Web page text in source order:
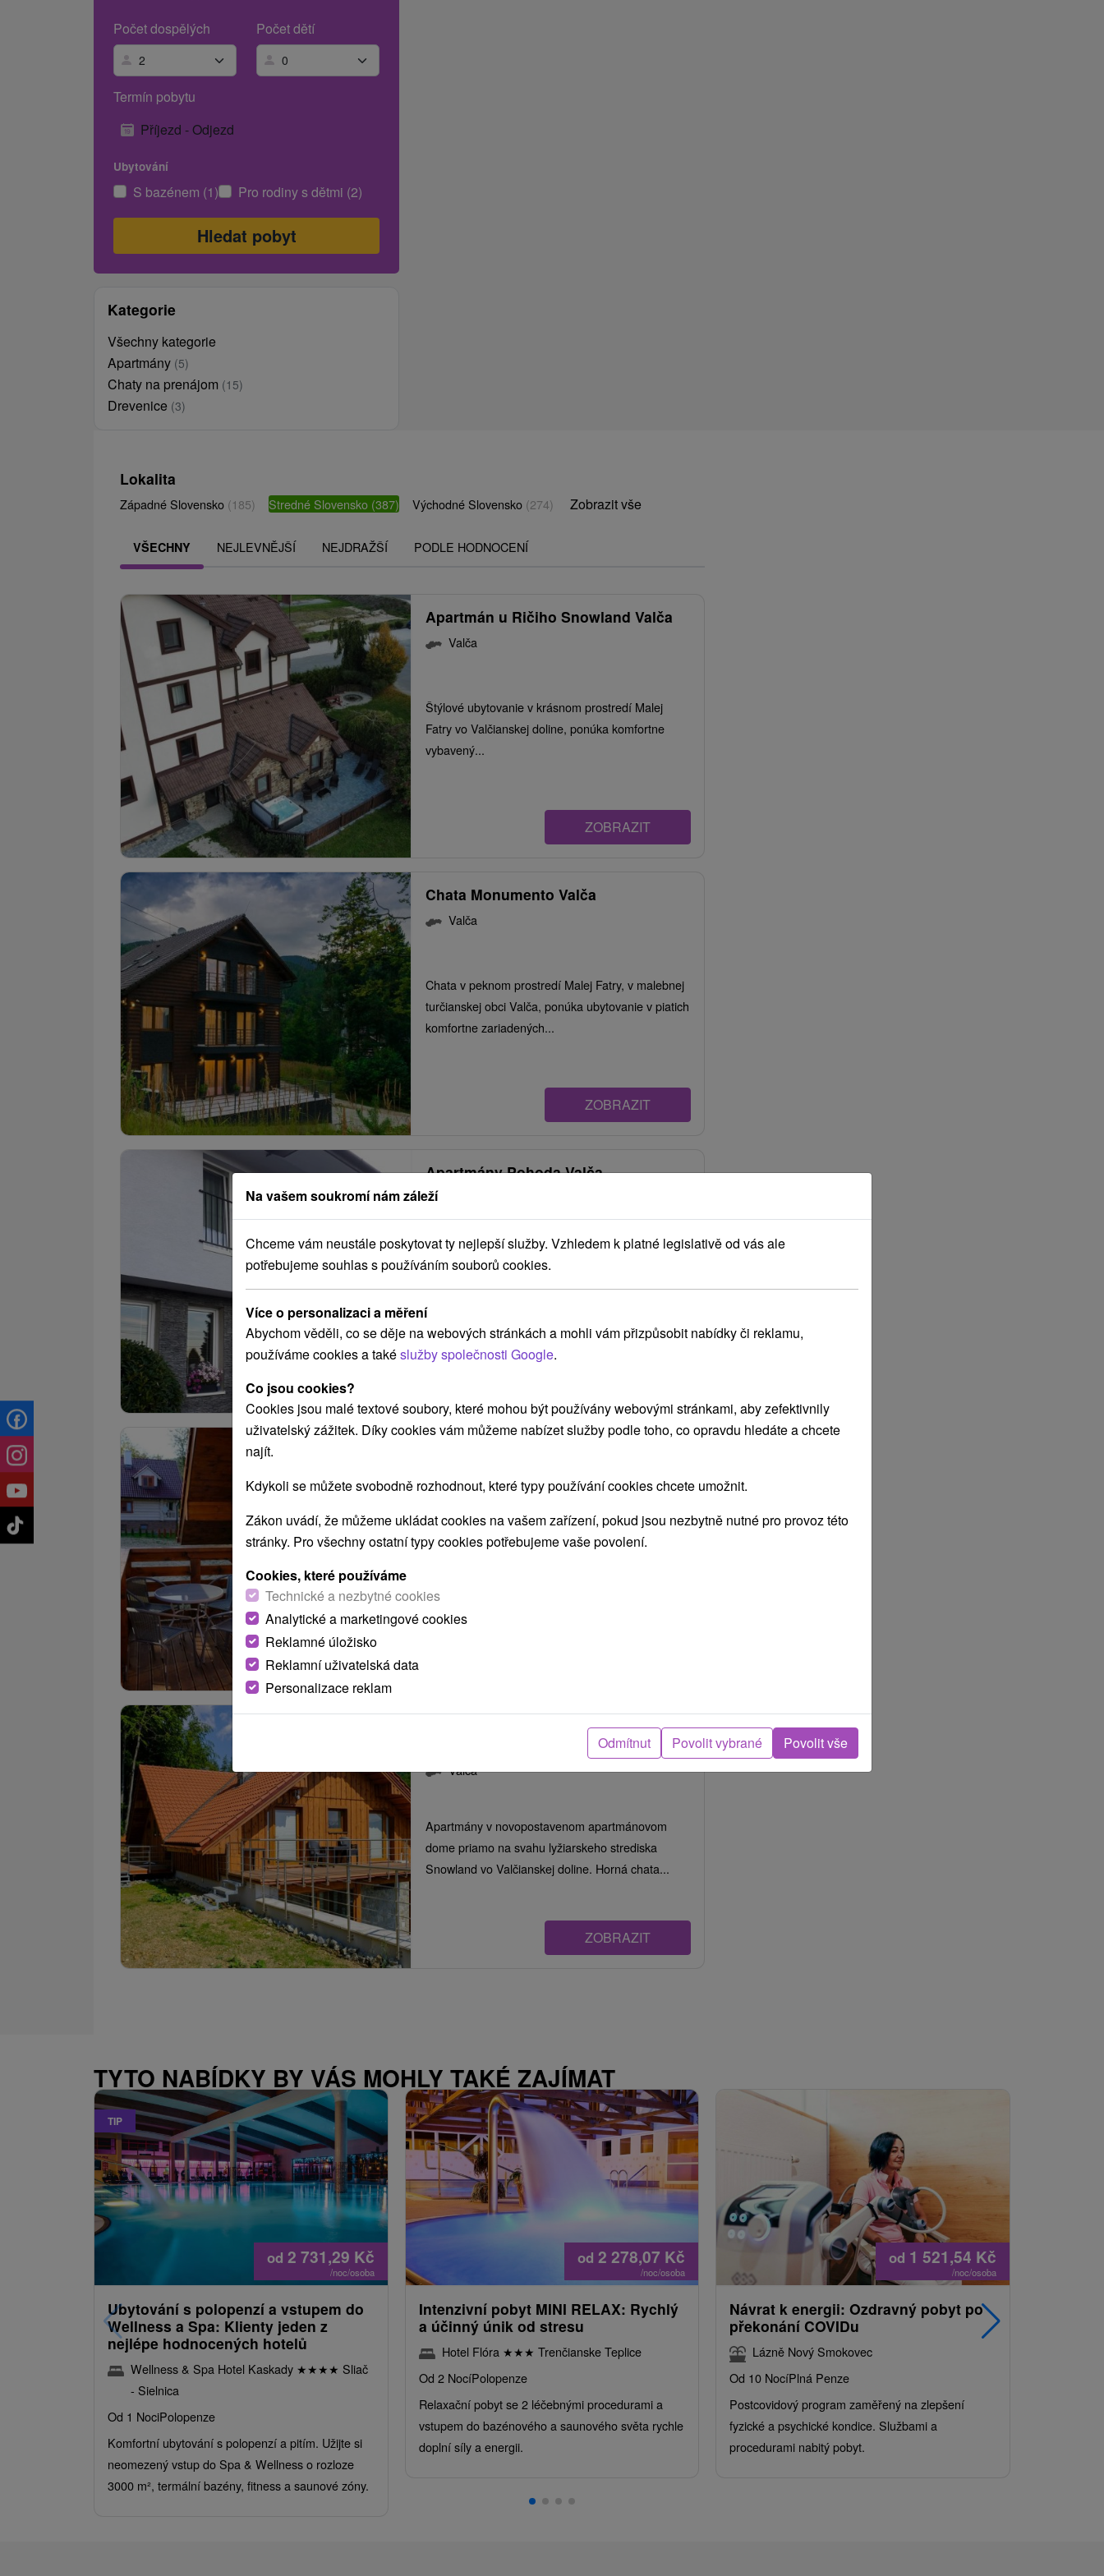
Počet dospělých
Počet dětí
Termín pobytu
Příjezd - Odjezd
Ubytování
S bazénem (1) Pro rodiny s dětmi (2)
Kategorie
Všechny kategorie
Apartmány (5)
Chaty na prenájom (15)
Drevenice (3)
Lokalita
Západné Slovensko (185) Stredné Slovensko (387) Východné Slovensko (274) Zobrazit vše
VŠECHNY NEJLEVNĚJŠÍ NEJDRAŽŠÍ PODLE HODNOCENÍ
Apartmán u Ričiho Snowland Valča
Valča
Štýlové ubytovanie v krásnom prostredí Malej
Fatry vo Valčianskej doline, ponúka komfortne
vybavený...
ZOBRAZIT
Chata Monumento Valča
Valča
Chata v peknom prostredí Malej Fatry, v malebnej
turčianskej obci Valča, ponúka ubytovanie v piatich
komfortne zariadených...
ZOBRAZIT
Apartmány Pohoda Valča
Moderné ubytovanie v atraktívnej lokalite obce
dva celoročne...
Apartmány v novopostavenom apartmánovom
Apartmány Valča Horná chata
Valča
Apartmány v novopostavenom apartmánovom
dome priamo na svahu lyžiarskeho strediska
Snowland vo Valčianskej doline. Horná chata...
ZOBRAZIT
TYTO NABÍDKY BY VÁS MOHLY TAKÉ ZAJÍMAT
TIP
od 2 731,29 Kč
/noc/osoba
Ubytování s polopenzí a vstupem do
Wellness a Spa: Klienty jeden z
nejlépe hodnocených hotelů
Wellness & Spa Hotel Kaskady ★★★★ Sliač
- Sielnica
Od 1 NociPolopenze
Komfortní ubytování s polopenzí a pitím. Užijte si
neomezený vstup do Spa & Wellness o rozloze
3000 m², termální bazény, fitness a saunové zóny.
od 2 278,07 Kč
/noc/osoba
Intenzivní pobyt MINI RELAX: Rychlý
a účinný únik od stresu
Hotel Flóra ★★★ Trenčianske Teplice
Od 2 NocíPolopenze
Relaxační pobyt se 2 léčebnými procedurami a
vstupem do bazénového a saunového světa rychle
doplní síly a energii.
od 1 521,54 Kč
/noc/osoba
Návrat k energii: Ozdravný pobyt po
překonání COVIDu
Lázně Nový Smokovec
Od 10 NocíPlná Penze
Postcovidový program zaměřený na zlepšení
fyzické a psychické kondice. Službami a
procedurami nabitý pobyt.
Na vašem soukromí nám záleží
Chceme vám neustále poskytovat ty nejlepší služby. Vzhledem k platné legislativě od vás ale
potřebujeme souhlas s používáním souborů cookies.
Více o personalizaci a měření
Abychom věděli, co se děje na webových stránkách a mohli vám přizpůsobit nabídky či reklamu,
používáme cookies a takéslužby společnosti Google.
Co jsou cookies?
Cookies jsou malé textové soubory, které mohou být používány webovými stránkami, aby zefektivnily
uživatelský zážitek. Díky cookies vám můžeme nabízet služby podle toho, co opravdu hledáte a chcete
najít.
Kdykoli se můžete svobodně rozhodnout, které typy používání cookies chcete umožnit.
Zákon uvádí, že můžeme ukládat cookies na vašem zařízení, pokud jsou nezbytně nutné pro provoz této
stránky. Pro všechny ostatní typy cookies potřebujeme vaše povolení.
Cookies, které používáme
Technické a nezbytné cookies
Analytické a marketingové cookies
Reklamné úložisko
Reklamní uživatelská data
Personalizace reklam
Odmítnut Povolit vybrané Povolit vše